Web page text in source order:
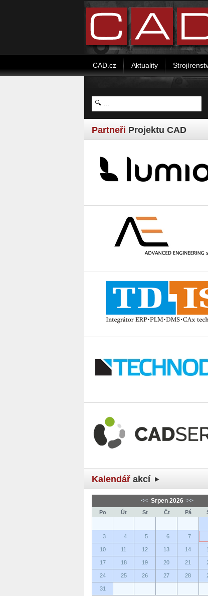
CAD.cz Aktuality
Partneři Projektu CAD
Kalendář akcí
<< Srpen 2026 >>
Po Út St Čt Pá
3 4 5 6 7
10 11 12 13 14
17 18 19 20 21
24 25 26 27 28
31